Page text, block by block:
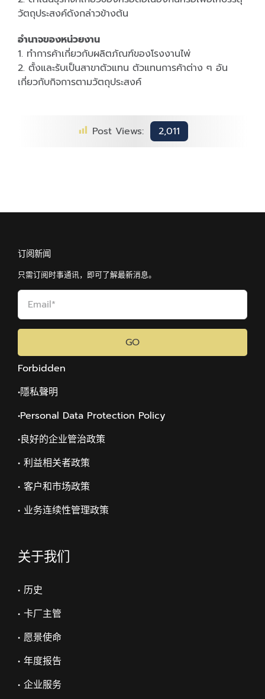
วัตถุประสงค์ดังกล่าวข้างต้น
อำนาจของหน่วยงาน
1. ทำการค้าเกี่ยวกับผลิตภัณฑ์ของโรงงานไพ่
2. ตั้งและรับเป็นสาขาตัวแทน ตัวแทนการค้าต่าง ๆ อัน
เกี่ยวกับกิจการตามวัตถุประสงค์
Post Views: 2,011
订阅新闻
只需订阅时事通讯，即可了解最新消息。
GO
Forbidden
•隱私聲明
•Personal Data Protection Policy
•良好的企业管治政策
• 利益相关者政策
• 客户和市场政策
• 业务连续性管理政策
关于我们
• 历史
• 卡厂主管
• 愿景使命
• 年度报告
• 企业服务